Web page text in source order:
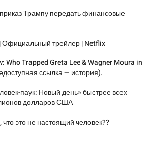
Трампу передать финансовые
трейлер | Netflix
Who Trapped Greta Lee & Wagner Moura in
ссылка — история).
паук: Новый день» быстрее всех
долларов США
это не настоящий человек??